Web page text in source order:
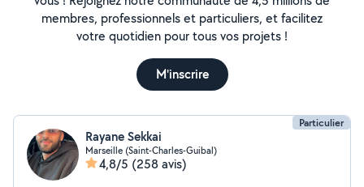
membres, professionnels et particuliers, et facilitez
votre quotidien pour tous vos projets !
M'inscrire
Particulier
Rayane Sekkai
Marseille (Saint-Charles-Guibal)
4,8/5 (258 avis)